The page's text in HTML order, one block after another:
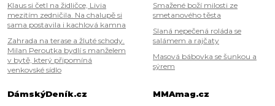
Klaus si četl na židličce, Livia
mezitím zedničila. Na chalupě si
sama postavila i kachlová kamna
Zahrada na terase a žluté schody.
Milan Peroutka bydlí s manželem
v bytě, který připomíná
venkovské sídlo
Smažené boží milosti ze
smetanového těsta
Slaná nepečená roláda se
salámem a rajčaty
Masová bábovka se šunkou a
sýrem
DámskýDeník.cz
MMAmag.cz